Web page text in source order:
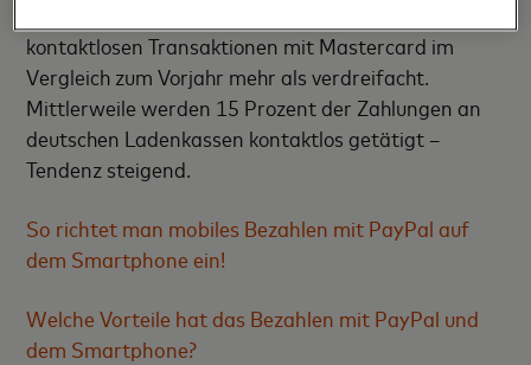
kontaktlosen Transaktionen mit Mastercard im
Vergleich zum Vorjahr mehr als verdreifacht.
Mittlerweile werden 15 Prozent der Zahlungen an
deutschen Ladenkassen kontaktlos getätigt –
Tendenz steigend.
So richtet man mobiles Bezahlen mit PayPal auf
dem Smartphone ein!
Welche Vorteile hat das Bezahlen mit PayPal und
dem Smartphone?